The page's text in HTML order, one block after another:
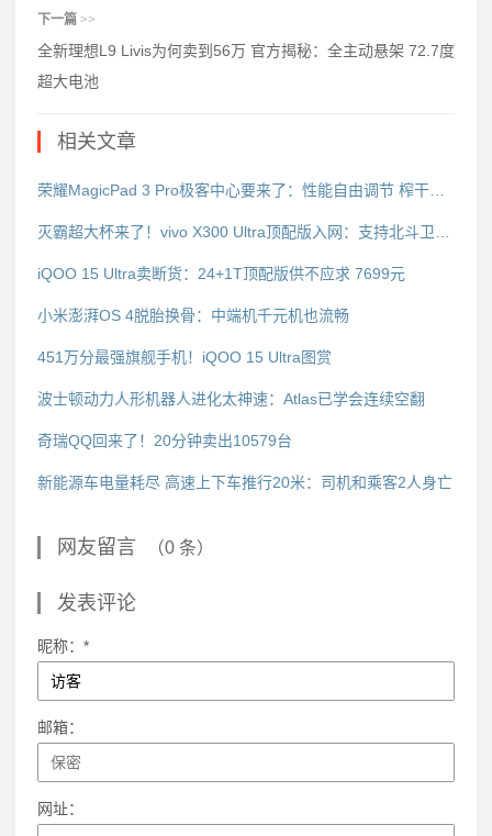
下一篇 >>
全新理想L9 Livis为何卖到56万 官方揭秘：全主动悬架 72.7度
超大电池
相关文章
iQOO 15 Ultra卖断货：24+1T顶配版供不应求 7699元
小米澎湃OS 4脱胎换骨：中端机千元机也流畅
451万分最强旗舰手机！iQOO 15 Ultra图赏
波士顿动力人形机器人进化太神速：Atlas已学会连续空翻
奇瑞QQ回来了！20分钟卖出10579台
新能源车电量耗尽 高速上下车推行20米：司机和乘客2人身亡
网友留言 （0 条）
发表评论
昵称：*
邮箱：
网址：